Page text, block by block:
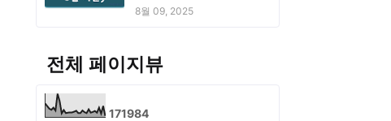
8월 09, 2025
전체 페이지뷰
171984